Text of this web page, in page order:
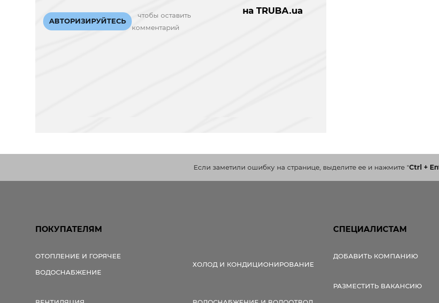
АВТОРИЗИРУЙТЕСЬ
чтобы оставить
комментарий
на TRUBA.ua
Если заметили ошибку на странице, выделите ее и нажмите"Ctrl +
ПОКУПАТЕЛЯМ
ОТОПЛЕНИЕ И ГОРЯЧЕЕ
ВОДОСНАБЖЕНИЕ
ХОЛОД И КОНДИЦИОНИРОВАНИЕ
СПЕЦИАЛИСТАМ
ДОБАВИТЬ КОМПАНИЮ
РАЗМЕСТИТЬ ВАКАНСИЮ